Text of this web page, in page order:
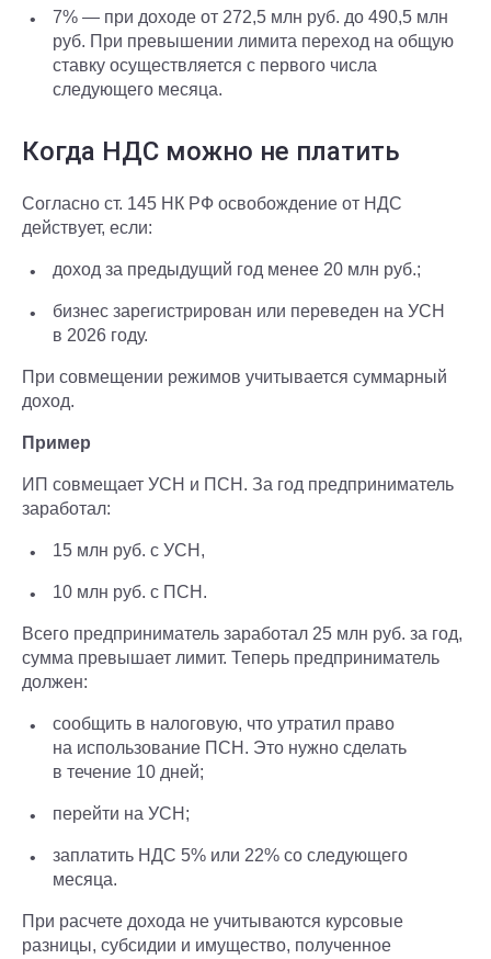
7% — при доходе от 272,5 млн руб. до 490,5 млн
руб. При превышении лимита переход на общую
ставку осуществляется с первого числа
следующего месяца.
Когда НДС можно не платить
Согласно ст. 145 НК РФ освобождение от НДС
действует, если:
доход за предыдущий год менее 20 млн руб.;
бизнес зарегистрирован или переведен на УСН
в 2026 году.
При совмещении режимов учитывается суммарный
доход.
Пример
ИП совмещает УСН и ПСН. За год предприниматель
заработал:
15 млн руб. с УСН,
10 млн руб. с ПСН.
Всего предприниматель заработал 25 млн руб. за год,
сумма превышает лимит. Теперь предприниматель
должен:
сообщить в налоговую, что утратил право
на использование ПСН. Это нужно сделать
в течение 10 дней;
перейти на УСН;
заплатить НДС 5% или 22% со следующего
месяца.
При расчете дохода не учитываются курсовые
разницы, субсидии и имущество, полученное